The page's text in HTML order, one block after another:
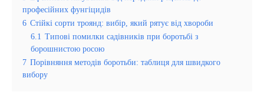
професійних фунгіцидів
6 Стійкі сорти троянд: вибір, який рятує від хвороби
6.1 Типові помилки садівників при боротьбі з
борошнистою росою
7 Порівняння методів боротьби: таблиця для швидкого
вибору